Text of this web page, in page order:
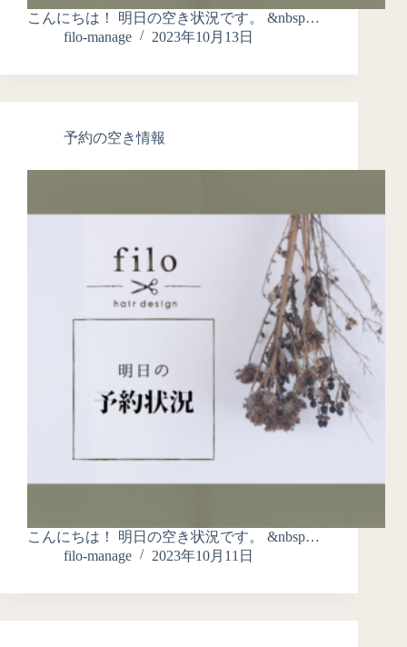
こんにちは！ 明日の空き状況です。 &nbsp…
filo-manage
2023年10月13日
予約の空き情報
こんにちは！ 明日の空き状況です。 &nbsp…
filo-manage
2023年10月11日